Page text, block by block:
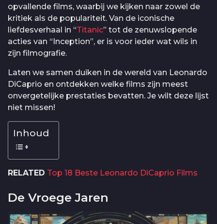
opvallende films, waarbij we kijken naar zowel de
kritiek als de populariteit. Van de iconische
liefdesverhaal in “Titanic” tot de zenuwslopende
acties van “Inception”, er is voor ieder wat wils in
zijn filmografie.
Laten we samen duiken in de wereld van Leonardo
DiCaprio en ontdekken welke films zijn meest
onvergetelijke prestaties bevatten. Je wilt deze lijst
niet missen!
Inhoud
RELATED Top 18 Beste Leonardo DiCaprio Films
De Vroege Jaren